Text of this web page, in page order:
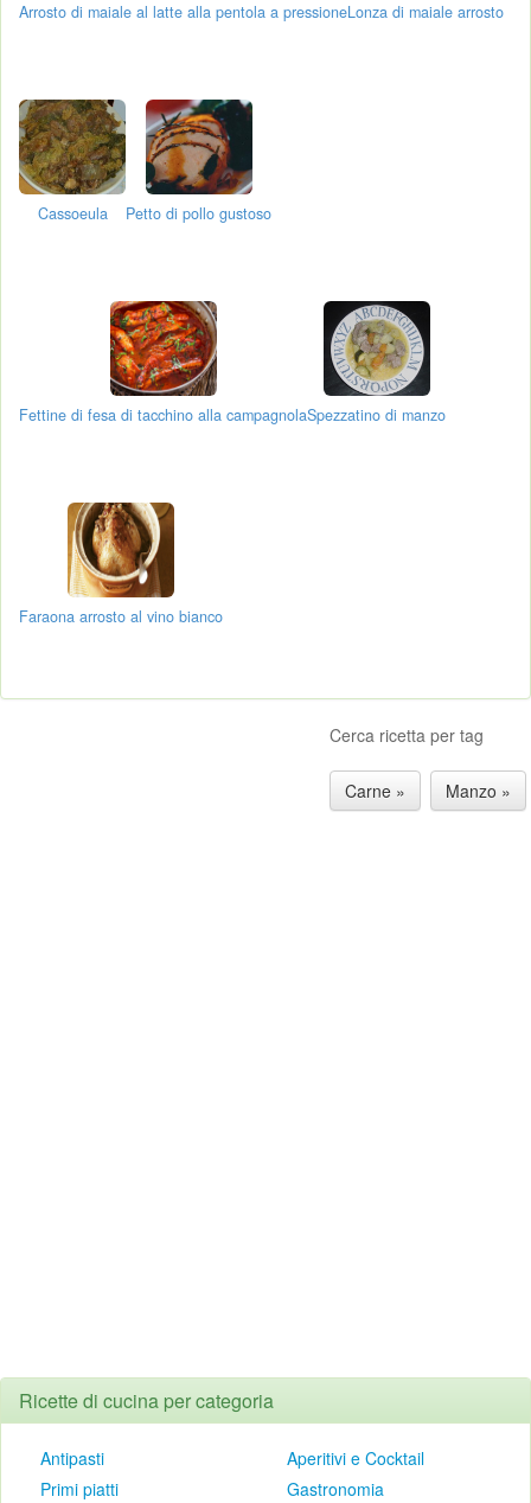
Arrosto di maiale al latte alla pentola a pressioneLonza di maiale arrosto
Cassoeula Petto di pollo gustoso
Fettine di fesa di tacchino alla campagnolaSpezzatino di manzo
Faraona arrosto al vino bianco
Cerca ricetta per tag
Carne » Manzo »
Ricette di cucina per categoria
Antipasti
Primi piatti
Aperitivi e Cocktail
Gastronomia